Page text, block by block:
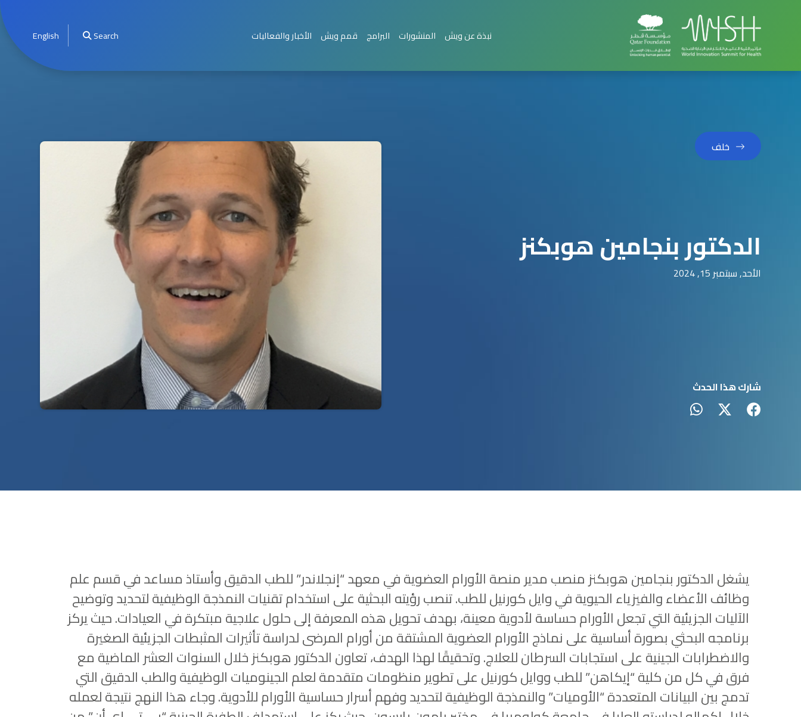
نبذة عن ويش المنشورات البرامج قمم ويش الأخبار والفعاليات Search
English
خلف
الدكتور بنجامين هوبكنز
الأحد, سبتمبر 15, 2024
شارك هذا الحدث
يشغل الدكتور بنجامين هوبكنز منصب مدير منصة الأورام العضوية في معهد “إنجلاندر” للطب الدقيق وأستاذ مساعد في قسم علم
وظائف الأعضاء والفيزياء الحيوية في وايل كورنيل للطب. تنصب رؤيته البحثية على استخدام تقنيات النمذجة الوظيفية لتحديد وتوضيح
الآليات الجزيئية التي تجعل الأورام حساسة لأدوية معينة، بهدف تحويل هذه المعرفة إلى حلول علاجية مبتكرة في العيادات. حيث يركز
برنامجه البحثي بصورة أساسية على نماذج الأورام العضوية المشتقة من أورام المرضى لدراسة تأثيرات المثبطات الجزيئية الصغيرة
والاضطرابات الجينية على استجابات السرطان للعلاج. وتحقيقًا لهذا الهدف، تعاون الدكتور هوبكنز خلال السنوات العشر الماضية مع
فرق في كل من كلية “إيكاهن” للطب ووايل كورنيل على تطوير منظومات متقدمة لعلم الجينوميات الوظيفية والطب الدقيق التي
تدمج بين البيانات المتعددة “الأوميات” والنمذجة الوظيفية لتحديد وفهم أسرار حساسية الأورام للأدوية. وجاء هذا النهج نتيجة لعمله